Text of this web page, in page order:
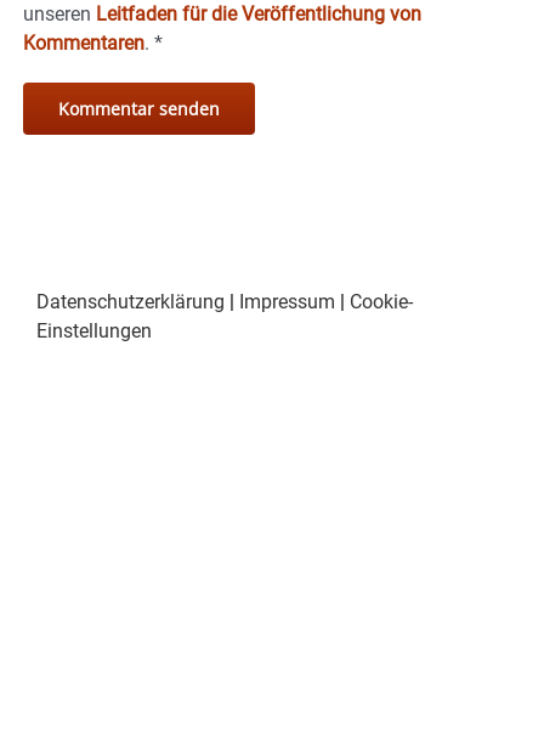
unseren Leitfaden für die Veröffentlichung von
Kommentaren. *
Datenschutzerklärung | Impressum | Cookie-
Einstellungen